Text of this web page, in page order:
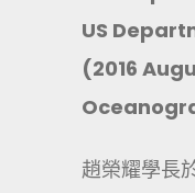
US
(2016
趙榮耀學長